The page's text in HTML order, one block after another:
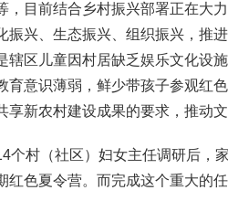
，目前结合乡村振兴部署正在大
振兴、生态振兴、组织振兴，推
辖区儿童因村居缺乏娱乐文化设
育意识薄弱，鲜少带孩子参观红
享新农村建设成果的要求，推动
个村（社区）妇女主任调研后，
红色夏令营。而完成这个重大的